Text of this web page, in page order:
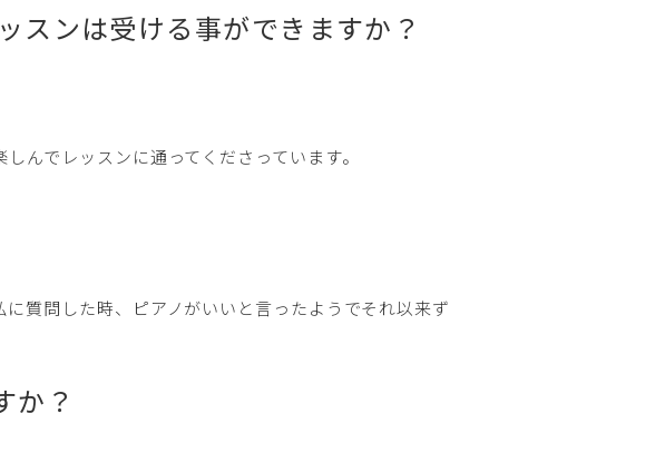
スンは受ける事ができますか？
んでレッスンに通ってくださっています。
質問した時、ピアノがいいと言ったようでそれ以来ず
か？